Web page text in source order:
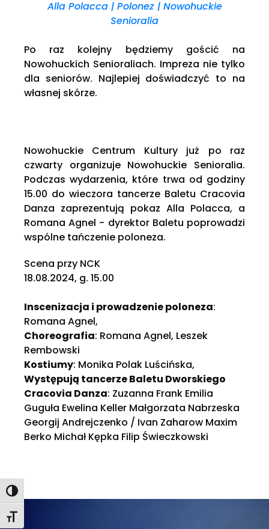
Toggle High Contrast
Toggle Font size
Alla Polacca | Polonez | Nowohuckie
Senioralia
Po raz kolejny będziemy gościć na
Nowohuckich Senioraliach. Impreza nie tylko
dla seniorów. Najlepiej doświadczyć to na
własnej skórze.
Nowohuckie Centrum Kultury już po raz
czwarty organizuje Nowohuckie Senioralia.
Podczas wydarzenia, które trwa od godziny
15.00 do wieczora tancerze Baletu Cracovia
Danza zaprezentują pokaz Alla Polacca, a
Romana Agnel - dyrektor Baletu poprowadzi
wspólne tańczenie poloneza.
Scena przy NCK
18.08.2024, g. 15.00
Inscenizacja i prowadzenie poloneza:
Romana Agnel,
Choreografia: Romana Agnel, Leszek
Rembowski
Kostiumy: Monika Polak Luścińska,
Występują tancerze Baletu Dworskiego
Cracovia Danza: Zuzanna Frank Emilia
Guguła Ewelina Keller Małgorzata Nabrzeska
Georgij Andrejczenko / Ivan Zaharow Maxim
Berko Michał Kępka Filip Świeczkowski